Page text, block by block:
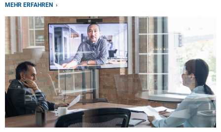
MEHR ERFAHREN ›